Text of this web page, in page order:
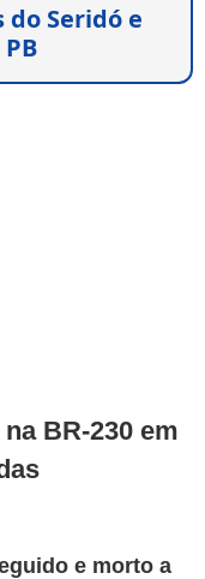
do Seridó e
BR-230 em
e morto a